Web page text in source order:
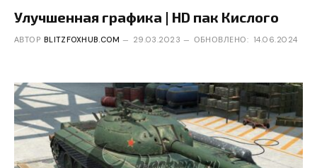
Улучшенная графика | HD пак Кислого
АВТОР BLITZFOXHUB.COM 29.03.2023 ОБНОВЛЕНО: 14.06.2024